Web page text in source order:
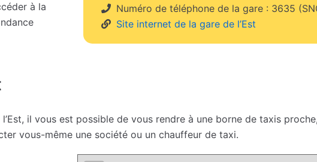
à la
Téléphone
Numéro de téléphone de la gare : 3635
Site
Site internet de la gare de l’Est
il vous est possible de vous rendre à une borne de taxis
vous-même une société ou un chauffeur de taxi.